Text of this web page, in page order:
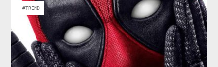
#TREND